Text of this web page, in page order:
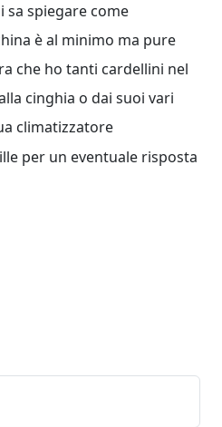
sa spiegare come
è al minimo ma pure
che ho tanti cardellini nel
cinghia o dai suoi vari
climatizzatore
per un eventuale risposta